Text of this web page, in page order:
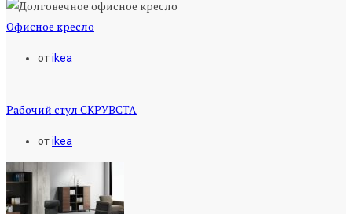
Офисное кресло
отikea
Рабочий стул СКРУВСТА
отikea